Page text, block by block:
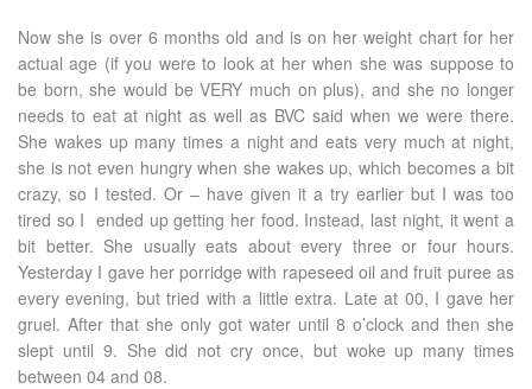
Now she is over 6 months old and is on her weight chart for her
actual age (if you were to look at her when she was suppose to
be born, she would be VERY much on plus), and she no longer
needs to eat at night as well as BVC said when we were there.
She wakes up many times a night and eats very much at night,
she is not even hungry when she wakes up, which becomes a bit
crazy, so I tested. Or – have given it a try earlier but I was too
tired so I ended up getting her food. Instead, last night, it went a
bit better. She usually eats about every three or four hours.
Yesterday I gave her porridge with rapeseed oil and fruit puree as
every evening, but tried with a little extra. Late at 00, I gave her
gruel. After that she only got water until 8 o’clock and then she
slept until 9. She did not cry once, but woke up many times
between 04 and 08.